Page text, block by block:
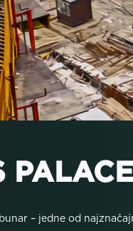
– jedne od